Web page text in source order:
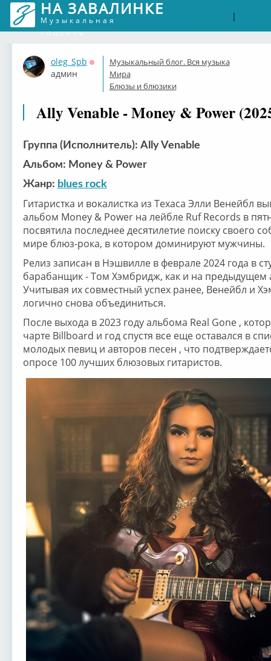
НА ЗАВАЛИНКЕ
Музыкальная
соцсеть
|
oleg_Spb
Оффлайн
админ
Музыкальный блог. Вся музыка
Мира
Блюзы и блюзики
Ally Venable - Money & Power
Группа (Исполнитель): Ally Venable
Альбом: Money & Power
Жанр: blues rock
Гитаристка и вокалистка из Техаса Элли Венейбл
альбом Money & Power на лейбле Ruf Records в
посвятила последнее десятилетие поиску своего
мире блюз-рока, в котором доминируют мужчины.
Релиз записан в Нэшвилле в феврале 2024 года в
барабанщик - Том Хэмбридж, как и на предыдущем
Учитывая их совместный успех ранее, Венейбл и
логично снова объединиться.
После выхода в 2023 году альбома Real Gone ,
чарте Billboard и год спустя все еще оставался в
молодых певиц и авторов песен , что
опросе 100 лучших блюзовых гитаристов.